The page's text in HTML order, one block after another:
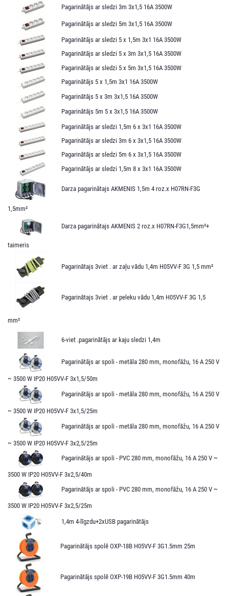
Pagarinātājs ar sledzi 3m 3x1,5 16A 3500W
Pagarinātājs ar sledzi 5m 3x1,5 16A 3500W
Pagarinātājs ar sledzi 5 x 1,5m 3x1 16A 3500W
Pagarinātājs ar sledzi 5 x 3m 3x1,5 16A 3500W
Pagarinātājs ar sledzi 5 x 5m 3x1,5 16A 3500W
Pagarinātājs 5 x 1,5m 3x1 16A 3500W
Pagarinātājs 5 x 3m 3x1,5 16A 3500W
Pagarinātājs 5m 5 x 3x1,5 16A 3500W
Pagarinātājs ar sledzi 1,5m 6 x 3x1 16A 3500W
Pagarinātājs ar sledzi 3m 6 x 3x1,5 16A 3500W
Pagarinātājs ar sledzi 5m 6 x 3x1,5 16A 3500W
Pagarinātājs ar sledzi 1,5m 8 x 3x1 16A 3500W
Darza pagarinātajs AKMENIS 1,5m 4 roz.x H07RN-F3G
1,5mm²
Darza pagarinātajs AKMENIS 2 roz.x H07RN-F3G1,5mm²+
taimeris
Pagarinātajs 3viet . ar zaļu vādu 1,4m H05VV-F 3G 1,5 mm²
Pagarinātajs 3viet . ar peleku vādu 1,4m H05VV-F 3G 1,5
mm²
6-viet .pagarinātājs ar kaju sledzi 1,4m
Pagarinātājs ar spoli - metāla 280 mm, monofāžu, 16 A 250 V
~ 3500 W IP20 H05VV-F 3x1,5/50m
Pagarinātājs ar spoli - metāla 280 mm, monofāžu, 16 A 250 V
~ 3500 W IP20 H05VV-F 3x1,5/25m
Pagarinātājs ar spoli - metāla 280 mm, monofāžu, 16 A 250 V
~ 3500 W IP20 H05VV-F 3x2,5/25m
Pagarinātājs ar spoli - PVC 280 mm, monofāžu, 16 A 250 V ~
3500 W IP20 H05VV-F 3x2,5/40m
Pagarinātājs ar spoli - PVC 280 mm, monofāžu, 16 A 250 V ~
3500 W IP20 H05VV-F 3x2,5/25m
1,4m 4-līgzdu+2xUSB pagarinātājs
Pagarinātājs spolē OXP-18B H05VV-F 3G1.5mm 25m
Pagarinātājs spolē OXP-19B H05VV-F 3G1.5mm 40m